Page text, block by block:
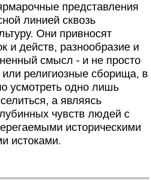
представления
линией сквозь
Они привносят
и действ, разнообразие и
смысл - и не просто
религиозные сборища, в
усмотреть одно лишь
а являясь
чувств людей с
историческими
истоками.